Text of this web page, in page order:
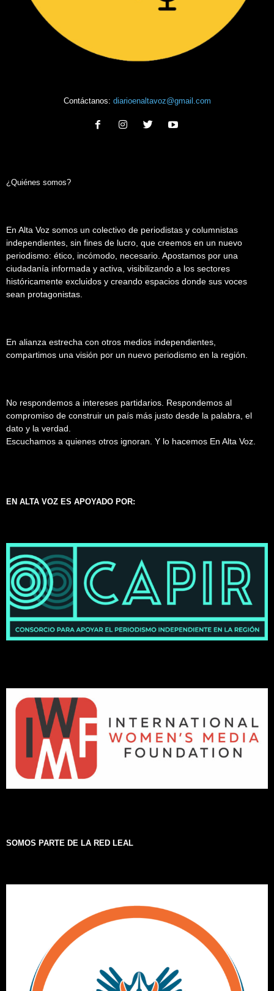
Contáctanos: diarioenaltavoz@gmail.com
¿Quiénes somos?
En Alta Voz somos un colectivo de periodistas y columnistas
independientes, sin fines de lucro, que creemos en un nuevo
periodismo: ético, incómodo, necesario. Apostamos por una
ciudadanía informada y activa, visibilizando a los sectores
históricamente excluidos y creando espacios donde sus voces
sean protagonistas.
En alianza estrecha con otros medios independientes,
compartimos una visión por un nuevo periodismo en la región.
No respondemos a intereses partidarios. Respondemos al
compromiso de construir un país más justo desde la palabra, el
dato y la verdad.
Escuchamos a quienes otros ignoran. Y lo hacemos En Alta Voz.
EN ALTA VOZ ES APOYADO POR:
SOMOS PARTE DE LA RED LEAL